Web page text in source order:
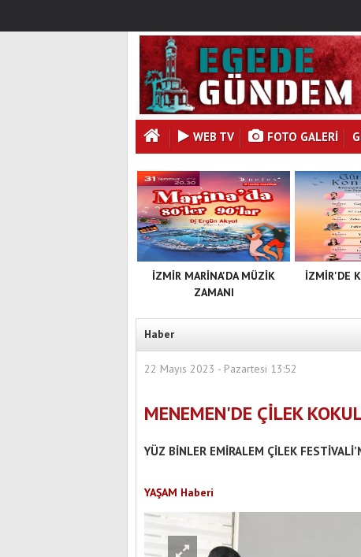
WEB TV FOTO GALERI
İZMİR MARİNA'DA MÜZİK
ZAMANI
İZMİR'DE
Haber
22 Mayıs 2023 - Pazartesi 13:52
MENEMEN'DE ÇİLEK
YÜZ BİNLER EMİRALEM ÇİLEK
YAŞAM Haberi